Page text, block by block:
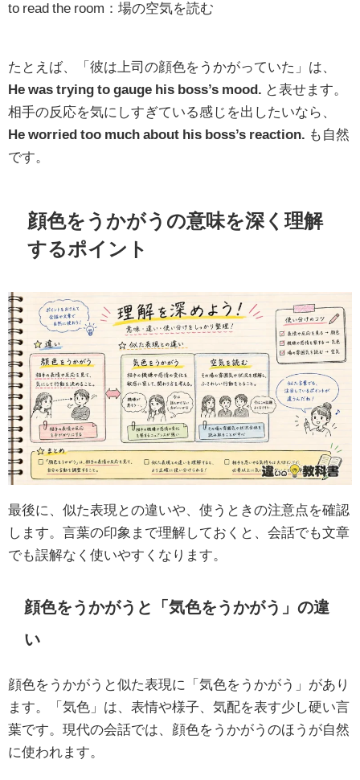
to read the room：場の空気を読む
たとえば、「彼は上司の顔色をうかがっていた」は、
He was trying to gauge his boss’s mood.
と表せます。
相手の反応を気にしすぎている感じを出したいなら、
He worried too much about his boss’s reaction.
も自然
です。
顔色をうかがうの意味を深く理解
するポイント
最後に、似た表現との違いや、使うときの注意点を確認
します。言葉の印象まで理解しておくと、会話でも文章
でも誤解なく使いやすくなります。
顔色をうかがうと「気色をうかがう」の違
い
顔色をうかがうと似た表現に「気色をうかがう」があり
ます。「気色」は、表情や様子、気配を表す少し硬い言
葉です。現代の会話では、顔色をうかがうのほうが自然
に使われます。